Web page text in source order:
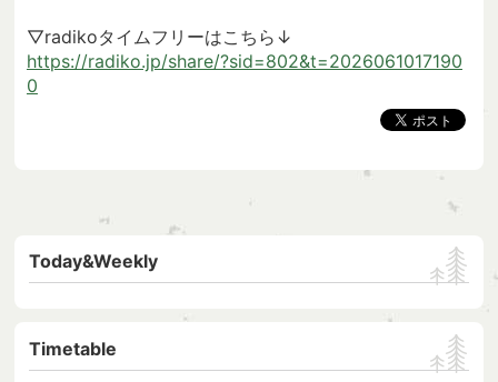
▽radikoタイムフリーはこちら↓
https://radiko.jp/share/?sid=802&t=2026061017190
0
Today&Weekly
Timetable